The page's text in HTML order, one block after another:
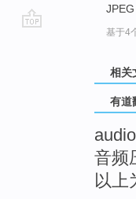
基于4
相关
有道
音频
以上